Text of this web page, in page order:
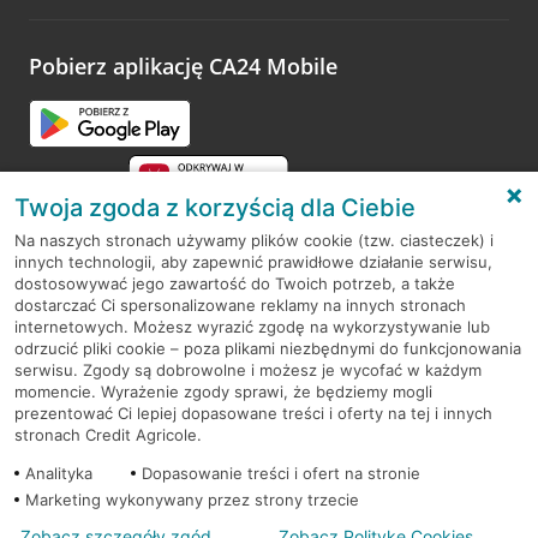
opinie.
Pobierz aplikację CA24 Mobile
RODO
Regulamin serwisu
Mapa serwisu
PolitykaCookies
Twoja zgoda z korzyścią dla Ciebie
Na naszych stronach używamy plików cookie (tzw. ciasteczek) i
innych technologii, aby zapewnić prawidłowe działanie serwisu,
dostosowywać jego zawartość do Twoich potrzeb, a także
dostarczać Ci spersonalizowane reklamy na innych stronach
internetowych. Możesz wyrazić zgodę na wykorzystywanie lub
odrzucić pliki cookie – poza plikami niezbędnymi do funkcjonowania
serwisu. Zgody są dobrowolne i możesz je wycofać w każdym
momencie. Wyrażenie zgody sprawi, że będziemy mogli
prezentować Ci lepiej dopasowane treści i oferty na tej i innych
stronach Credit Agricole.
Analityka
Dopasowanie treści i ofert na stronie
Marketing wykonywany przez strony trzecie